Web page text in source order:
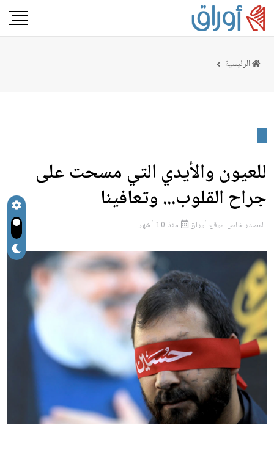
الرئيسية
للعيون والأيدي التي مسحت على
جراح القلوب... وتعافينا
المصدرخاص موقع أوراق منذ 10 أشهر